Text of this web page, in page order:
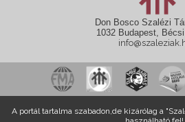
Don Bosco Szalézi
1032 Budapest,
A portál tartalma szabadon,de kizárólag a